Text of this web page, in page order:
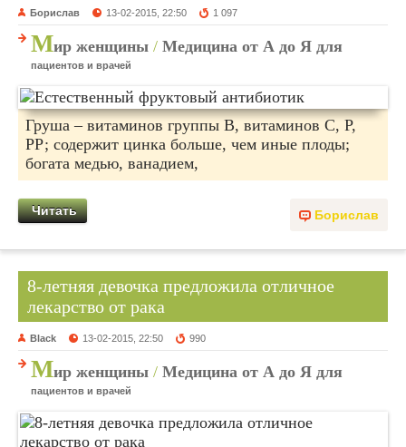
Борислав 13-02-2015, 22:50 1 097
Мир женщины / Медицина от А до Я для
пациентов и врачей
Груша – витаминов группы В, витаминов С, Р,
РР; содержит цинка больше, чем иные плоды;
богата медью, ванадием,
Борислав
Читать
8-летняя девочка предложила отличное
лекарство от рака
Black 13-02-2015, 22:50 990
Мир женщины / Медицина от А до Я для
пациентов и врачей